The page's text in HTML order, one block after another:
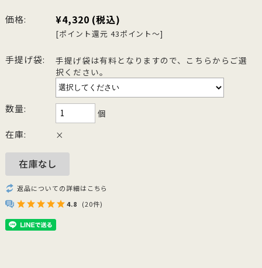
価格: ¥4,320 (税込)
[ポイント還元 43ポイント～]
手提げ袋:
手提げ袋は有料となりますので、こちらからご選
択ください。
数量: 個
在庫: ×
返品についての詳細はこちら
4.8
(20件)